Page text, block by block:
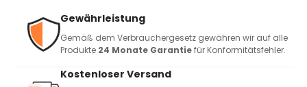
Gewährleistung
Gemäß dem Verbrauchergesetz gewähren wir auf alle
Produkte 24 Monate Garantiefür Konformitätsfehler.
Kostenloser Versand